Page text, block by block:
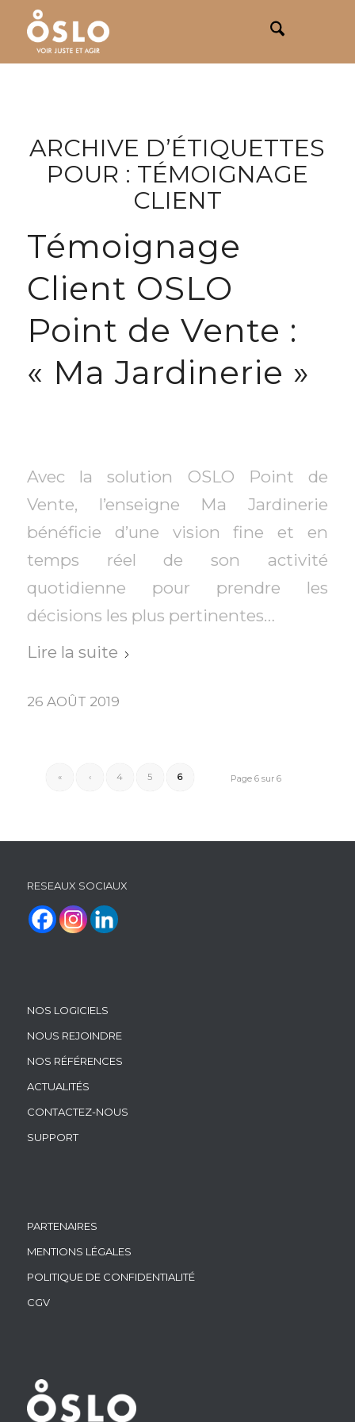
ARCHIVE D’ÉTIQUETTES
POUR : TÉMOIGNAGE
CLIENT
Témoignage
Client OSLO
Point de Vente :
« Ma Jardinerie »
Avec la solution OSLO Point de
Vente, l’enseigne Ma Jardinerie
bénéficie d’une vision fine et en
temps réel de son activité
quotidienne pour prendre les
décisions les plus pertinentes…
Lire la suite
26 AOÛT 2019
Page 6 sur 6
« ‹ 4 5 6
RESEAUX SOCIAUX
NOS LOGICIELS
NOUS REJOINDRE
NOS RÉFÉRENCES
ACTUALITÉS
CONTACTEZ-NOUS
SUPPORT
PARTENAIRES
MENTIONS LÉGALES
POLITIQUE DE CONFIDENTIALITÉ
CGV